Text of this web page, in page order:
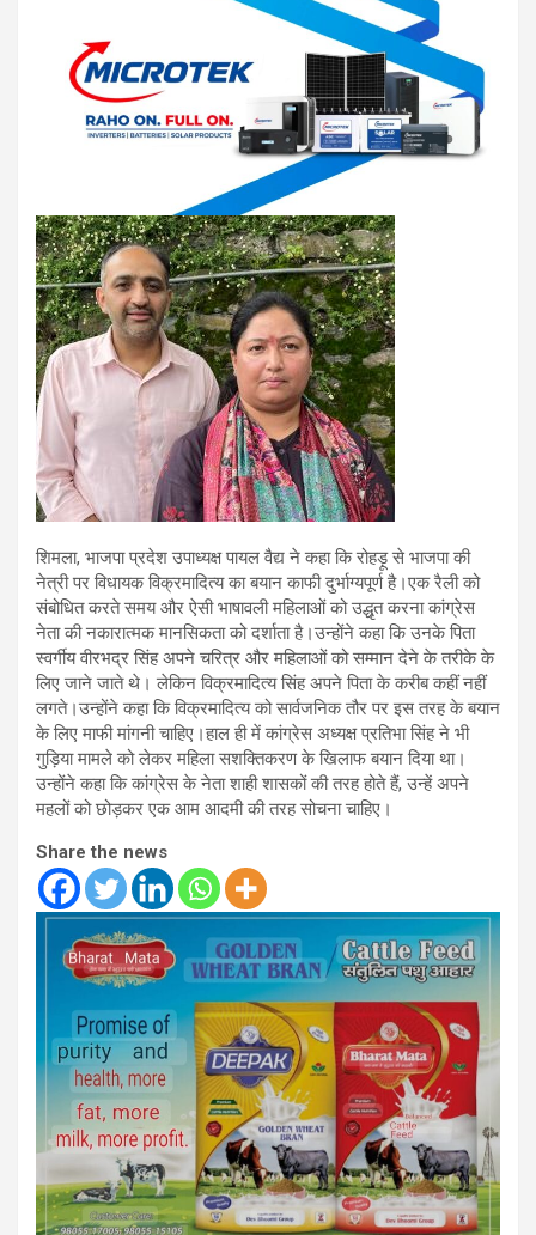
शिमला, भाजपा प्रदेश उपाध्यक्ष पायल वैद्य ने कहा कि रोहड़ू से भाजपा की
नेत्री पर विधायक विक्रमादित्य का बयान काफी दुर्भाग्यपूर्ण है।एक रैली को
संबोधित करते समय और ऐसी भाषावली महिलाओं को उद्धृत करना कांग्रेस
नेता की नकारात्मक मानसिकता को दर्शाता है।उन्होंने कहा कि उनके पिता
स्वर्गीय वीरभद्र सिंह अपने चरित्र और महिलाओं को सम्मान देने के तरीके के
लिए जाने जाते थे। लेकिन विक्रमादित्य सिंह अपने पिता के करीब कहीं नहीं
लगते।उन्होंने कहा कि विक्रमादित्य को सार्वजनिक तौर पर इस तरह के बयान
के लिए माफी मांगनी चाहिए।हाल ही में कांग्रेस अध्यक्ष प्रतिभा सिंह ने भी
गुड़िया मामले को लेकर महिला सशक्तिकरण के खिलाफ बयान दिया था।
उन्होंने कहा कि कांग्रेस के नेता शाही शासकों की तरह होते हैं, उन्हें अपने
महलों को छोड़कर एक आम आदमी की तरह सोचना चाहिए।
Share the news